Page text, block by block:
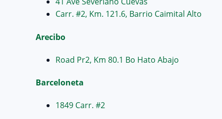
Carr. #2, Km. 121.6, Barrio Caimital Alto
Arecibo
Road Pr2, Km 80.1 Bo Hato Abajo
Barceloneta
1849 Carr. #2